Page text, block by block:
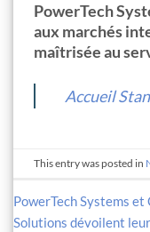
PowerTech
aux marchés
maîtrisée au
Accueil
This entry was posted in
PowerTech Systems et
Solutions dévoilent leur